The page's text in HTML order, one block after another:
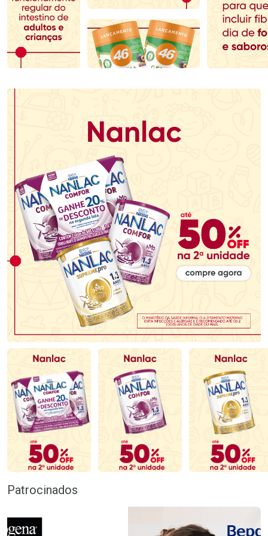
Comprar sem Desconto
Por R$ 53,99/cada
Comprar sem Desconto
Por R$ 53,99/cada
Comprar sem Desconto
Por R$ 76,48/cada
Comprar sem Desconto
Por R$ 76,48/cada
Patrocinados